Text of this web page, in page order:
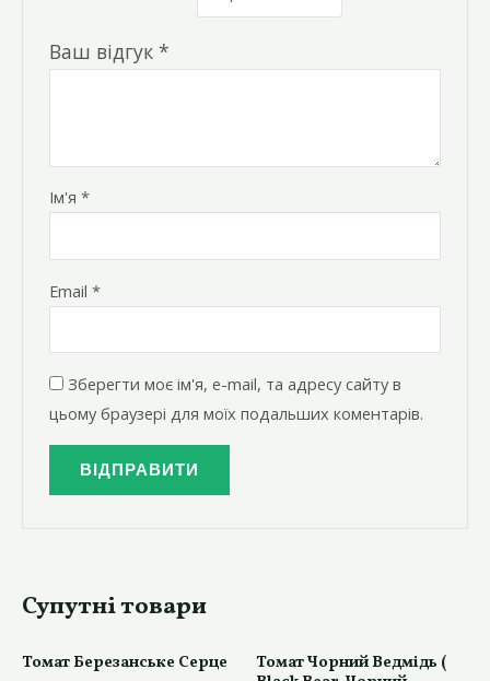
Ваш відгук*
Ім'я*
Email*
Зберегти моє ім'я, e-mail, та адресу сайту в
цьому браузері для моїх подальших коментарів.
Супутні товари
Томат Березанське Серце
Томат Чорний Ведмідь (